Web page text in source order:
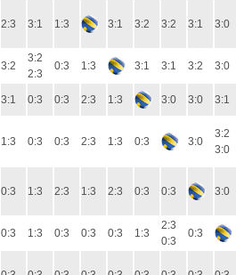
2:3 3:1 1:3 3:1 3:2 3:2 3:1 3:0
3:2
3:2
2:3
0:3 1:3 3:1 3:1 3:2 3:0
3:1 0:3 0:3 2:3 1:3 3:0 3:0 3:1
1:3 0:3 0:3 2:3 1:3 0:3 3:0
3:2
3:0
0:3 1:3 2:3 1:3 2:3 0:3 0:3 3:0
0:3 1:3 0:3 0:3 0:3 1:3
2:3
0:3
0:3